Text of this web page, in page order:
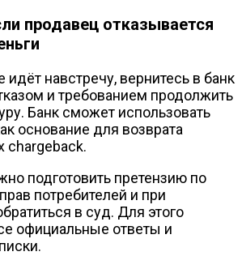
продавец отказывается
идёт навстречу, вернитесь в банк
и требованием продолжить
Банк сможет использовать
основание для возврата
chargeback.
подготовить претензию по
потребителей и при
в суд. Для этого
официальные ответы и